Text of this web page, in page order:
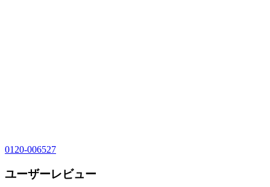
0120-006527
ユーザーレビュー